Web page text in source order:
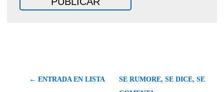
← ENTRADA EN LISTA
SE RUMORE, SE DICE, SE